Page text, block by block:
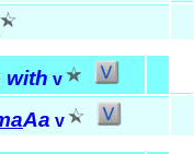
with v
Aa v